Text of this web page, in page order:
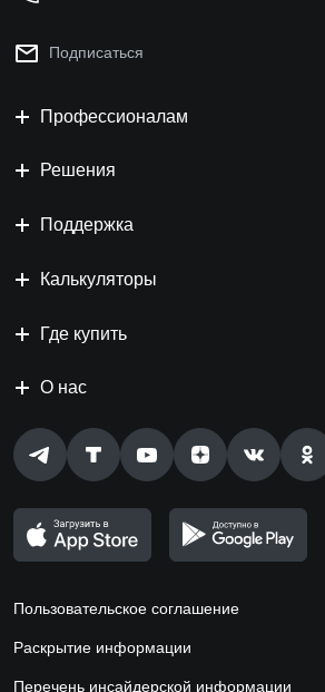
Подписаться
Профессионалам
Решения
Поддержка
Калькуляторы
Где купить
О нас
Пользовательское соглашение
Раскрытие информации
Перечень инсайдерской информации